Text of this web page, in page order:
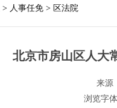
> 人事任免 > 区法院
北京市房山区人大
来源
浏览字